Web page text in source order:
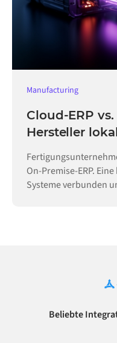
Manufacturing
Cloud-ERP
Hersteller
On-Premise-ERP.
Systeme verbunden
Beliebte